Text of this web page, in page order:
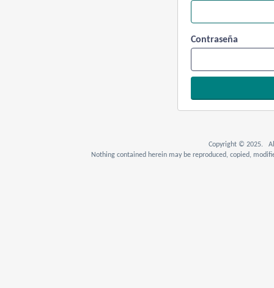
Contraseña
Copyright © 2025. All
Nothing contained herein may be reproduced, copied,